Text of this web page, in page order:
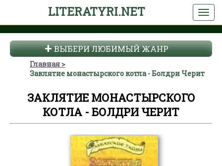
LITERATYRI.NET
ВЫБЕРИ ЛЮБИМЫЙ ЖАНР
Главная
Заклятие монастырского котла - Болдри Черит
ЗАКЛЯТИЕ МОНАСТЫРСКОГО
КОТЛА - БОЛДРИ ЧЕРИТ